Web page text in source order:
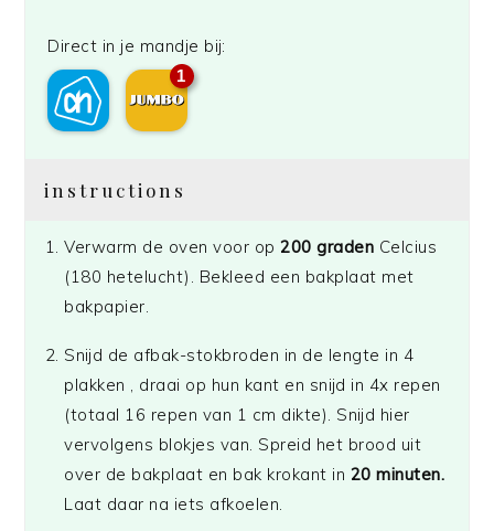
Direct in je mandje bij:
1
instructions
Verwarm de oven voor op200 graden Celcius
(180 hetelucht). Bekleed een bakplaat met
bakpapier.
Snijd de afbak-stokbroden in de lengte in 4
plakken , draai op hun kant en snijd in 4x repen
(totaal 16 repen van 1 cm dikte). Snijd hier
vervolgens blokjes van. Spreid het brood uit
over de bakplaat en bak krokant in 20 minuten.
Laat daar na iets afkoelen.